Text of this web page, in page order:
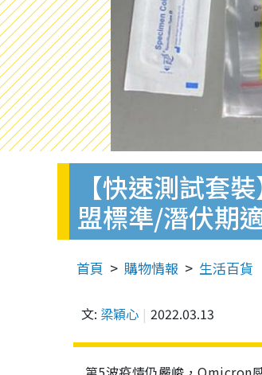
【快速測試套
盟標準/潛伏期
首頁 購物情報 生活百貨
文: 梁穎心 2022.03.13